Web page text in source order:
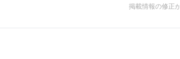
掲載情報の修正